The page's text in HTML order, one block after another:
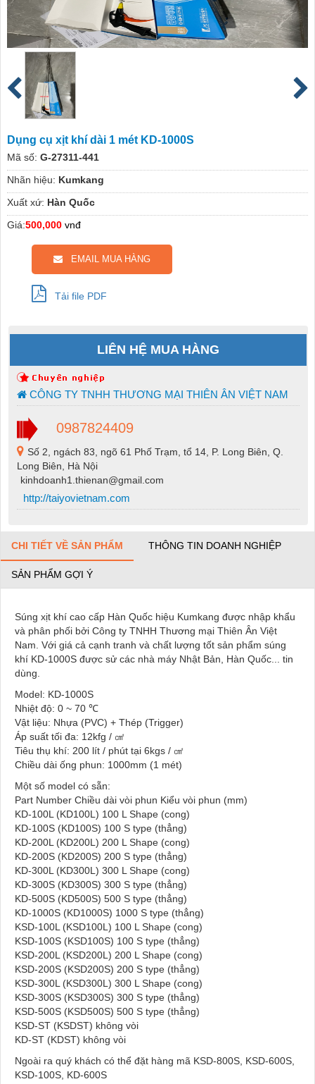
Dụng cụ xịt khí dài 1 mét KD-1000S
Mã số: G-27311-441
Nhãn hiệu: Kumkang
Xuất xứ: Hàn Quốc
Giá:500,000 vnđ
EMAIL MUA HÀNG
Tải file PDF
LIÊN HỆ MUA HÀNG
CÔNG TY TNHH THƯƠNG MẠI THIÊN ÂN VIỆT NAM
0987824409
Số 2, ngách 83, ngõ 61 Phố Trạm, tổ 14, P. Long Biên, Q.
Long Biên, Hà Nội
kinhdoanh1.thienan@gmail.com
http://taiyovietnam.com
CHI TIẾT VỀ SẢN PHẨM THÔNG TIN DOANH NGHIỆP
SẢN PHẨM GỢI Ý
Súng xịt khí cao cấp Hàn Quốc hiệu Kumkang được nhập khẩu
và phân phối bởi Công ty TNHH Thương mại Thiên Ân Việt
Nam. Với giá cả cạnh tranh và chất lượng tốt sản phẩm súng
khí KD-1000S được sử các nhà máy Nhật Bản, Hàn Quốc... tin
dùng.
Model: KD-1000S
Nhiệt độ: 0 ~ 70 ℃
Vật liệu: Nhựa (PVC) + Thép (Trigger)
Áp suất tối đa: 12kfg / ㎠
Tiêu thụ khí: 200 lít / phút tại 6kgs / ㎠
Chiều dài ống phun: 1000mm (1 mét)
Một số model có sẵn:
Part Number Chiều dài vòi phun Kiểu vòi phun (mm)
KD-100L (KD100L) 100 L Shape (cong)
KD-100S (KD100S) 100 S type (thẳng)
KD-200L (KD200L) 200 L Shape (cong)
KD-200S (KD200S) 200 S type (thẳng)
KD-300L (KD300L) 300 L Shape (cong)
KD-300S (KD300S) 300 S type (thẳng)
KD-500S (KD500S) 500 S type (thẳng)
KD-1000S (KD1000S) 1000 S type (thẳng)
KSD-100L (KSD100L) 100 L Shape (cong)
KSD-100S (KSD100S) 100 S type (thẳng)
KSD-200L (KSD200L) 200 L Shape (cong)
KSD-200S (KSD200S) 200 S type (thẳng)
KSD-300L (KSD300L) 300 L Shape (cong)
KSD-300S (KSD300S) 300 S type (thẳng)
KSD-500S (KSD500S) 500 S type (thẳng)
KSD-ST (KSDST) không vòi
KD-ST (KDST) không vòi
Ngoài ra quý khách có thể đặt hàng mã KSD-800S, KSD-600S,
KSD-100S, KD-600S